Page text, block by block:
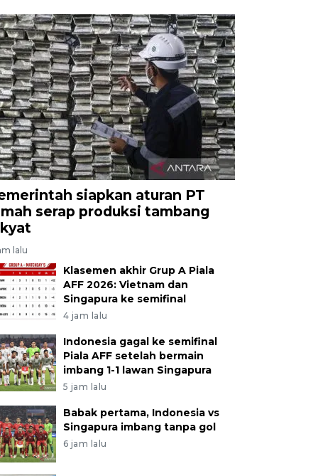
siapkan aturan PT
serap produksi tambang
lalu
Klasemen akhir Grup A Piala
AFF 2026: Vietnam dan
Singapura ke semifinal
4 jam lalu
Indonesia gagal ke semifinal
Piala AFF setelah bermain
imbang 1-1 lawan Singapura
5 jam lalu
Babak pertama, Indonesia vs
Singapura imbang tanpa gol
6 jam lalu